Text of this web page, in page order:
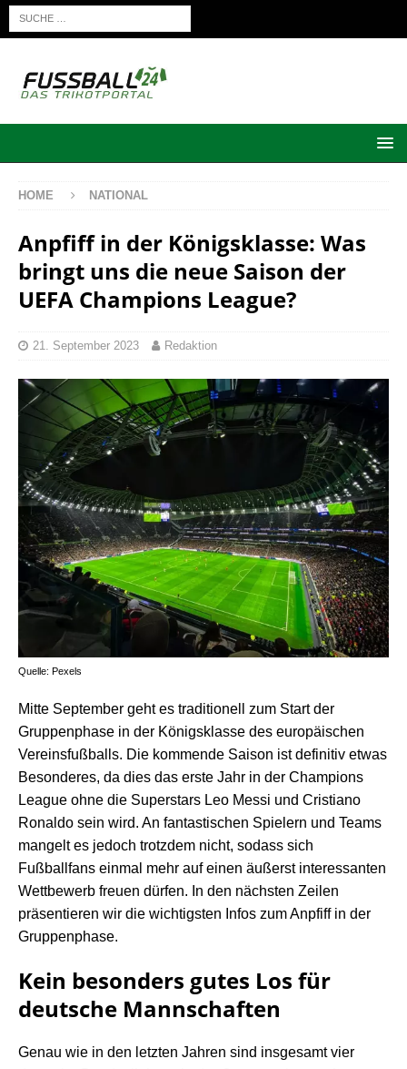
HOME NATIONAL
Anpfiff in der Königsklasse: Was
bringt uns die neue Saison der
UEFA Champions League?
21. September 2023 Redaktion
Quelle: Pexels
Mitte September geht es traditionell zum Start der
Gruppenphase in der Königsklasse des europäischen
Vereinsfußballs. Die kommende Saison ist definitiv etwas
Besonderes, da dies das erste Jahr in der Champions
League ohne die Superstars Leo Messi und Cristiano
Ronaldo sein wird. An fantastischen Spielern und Teams
mangelt es jedoch trotzdem nicht, sodass sich
Fußballfans einmal mehr auf einen äußerst interessanten
Wettbewerb freuen dürfen. In den nächsten Zeilen
präsentieren wir die wichtigsten Infos zum Anpfiff in der
Gruppenphase.
Kein besonders gutes Los für
deutsche Mannschaften
Genau wie in den letzten Jahren sind insgesamt vier